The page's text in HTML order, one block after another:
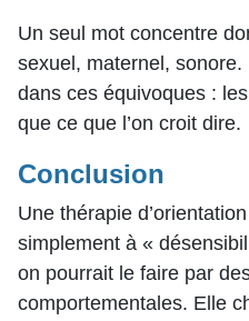
Un seul mot concentre
sexuel, maternel, sonore.
dans ces équivoques :
que ce que l’on croit dire.
Conclusion
Une thérapie
simplement à «
on pourrait le faire par
comportementales. Elle